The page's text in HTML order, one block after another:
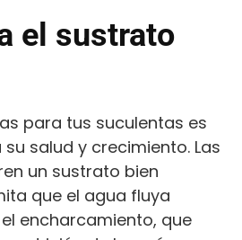
el sustrato
para tus suculentas es
salud y crecimiento. Las
un sustrato bien
que el agua fluya
encharcamiento, que